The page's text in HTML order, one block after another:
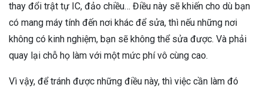
thay đổi trật tự IC, đảo chiều… Điều này sẽ khiến cho dù bạn
có mang máy tính đến nơi khác để sửa, thì nếu những nơi
không có kinh nghiệm, bạn sẽ không thể sửa được. Và phải
quay lại chỗ họ làm với một mức phí vô cùng cao.
Vì vậy, để tránh được những điều này, thì việc cần làm đó